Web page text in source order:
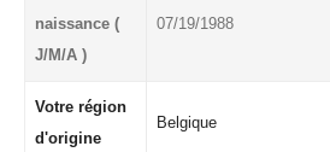
naissance (
J/M/A )
07/19/1988
Votre région
d'origine
Belgique